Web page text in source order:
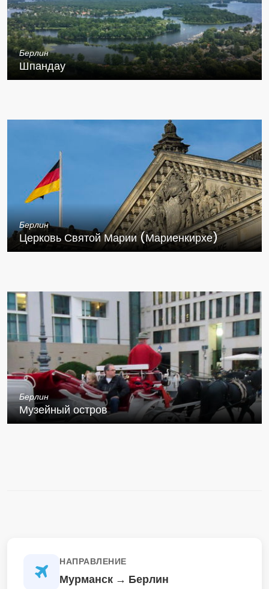
Берлин
Шпандау
Берлин
Церковь Святой Марии (Мариенкирхе)
Берлин
Музейный остров
НАПРАВЛЕНИЕ
Мурманск → Берлин